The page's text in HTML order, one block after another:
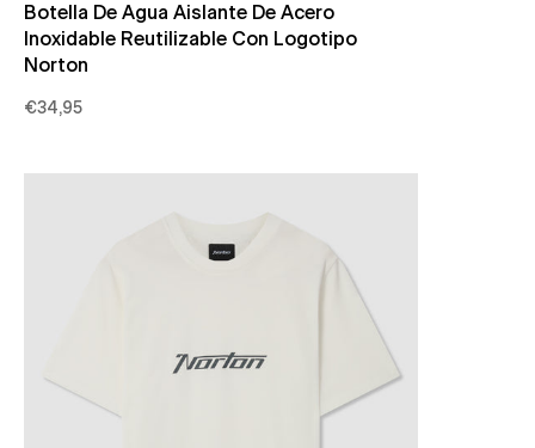
Botella De Agua Aislante De Acero
Inoxidable Reutilizable Con Logotipo
Norton
€34,95